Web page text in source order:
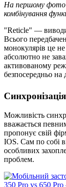
На першому фото
комбінування
"Reticle" —
Всього
монокулярів це не
абсолютно не
активованому
безпосередньо на
Синхронізація
Можливість
вважається
пропонує свій
IОS. Сам по собі
особливих
проблем.